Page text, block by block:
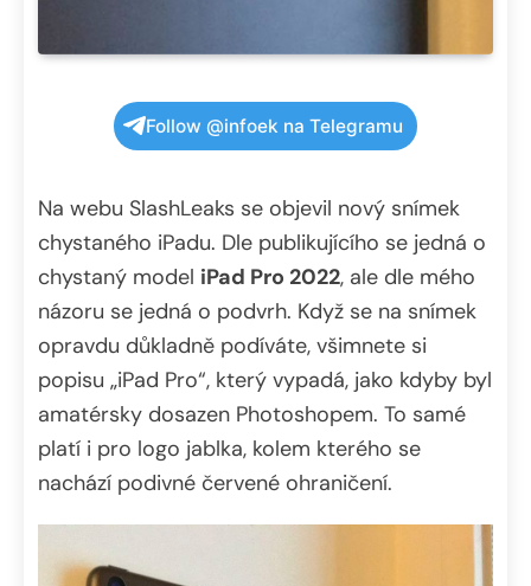
Follow @infoek na Telegramu
Na webu SlashLeaks se objevil nový snímek
chystaného iPadu. Dle publikujícího se jedná o
chystaný model iPad Pro 2022, ale dle mého
názoru se jedná o podvrh. Když se na snímek
opravdu důkladně podíváte, všimnete si
popisu „iPad Pro“, který vypadá, jako kdyby byl
amatérsky dosazen Photoshopem. To samé
platí i pro logo jablka, kolem kterého se
nachází podivné červené ohraničení.